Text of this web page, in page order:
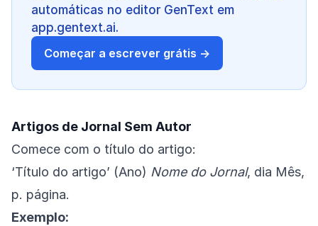
automáticas no editor GenText em
app.gentext.ai.
Começar a escrever grátis →
Artigos de Jornal Sem Autor
Comece com o título do artigo:
‘Título do artigo’ (Ano) Nome do Jornal, dia Mês,
p. página.
Exemplo: